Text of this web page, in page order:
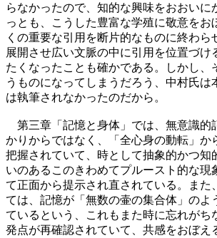
らなかったので、知的な興味をおおいに
っとも、こうした豊富な学殖に敬意をお
くの重要な引用を断片的なものに終わら
展開させ広い文脈の中に引用を位置づけ
たくなったことも確かである。しかし、
うものになってしまうだろう、中村氏は
は執筆されなかったのだから。
第三章「記憶と身体」では、無意識的
かりからではなく、「全心身の動転」か
把握されていて、時として抽象的かつ知
いのあるこのきわめてプルースト的な現
て正面から提示され直されている。また
ては、記憶が「無数の壷の集合体」のよ
ているという、これもまた時に忘れがち
発点が再確認されていて、共感をおぼえ